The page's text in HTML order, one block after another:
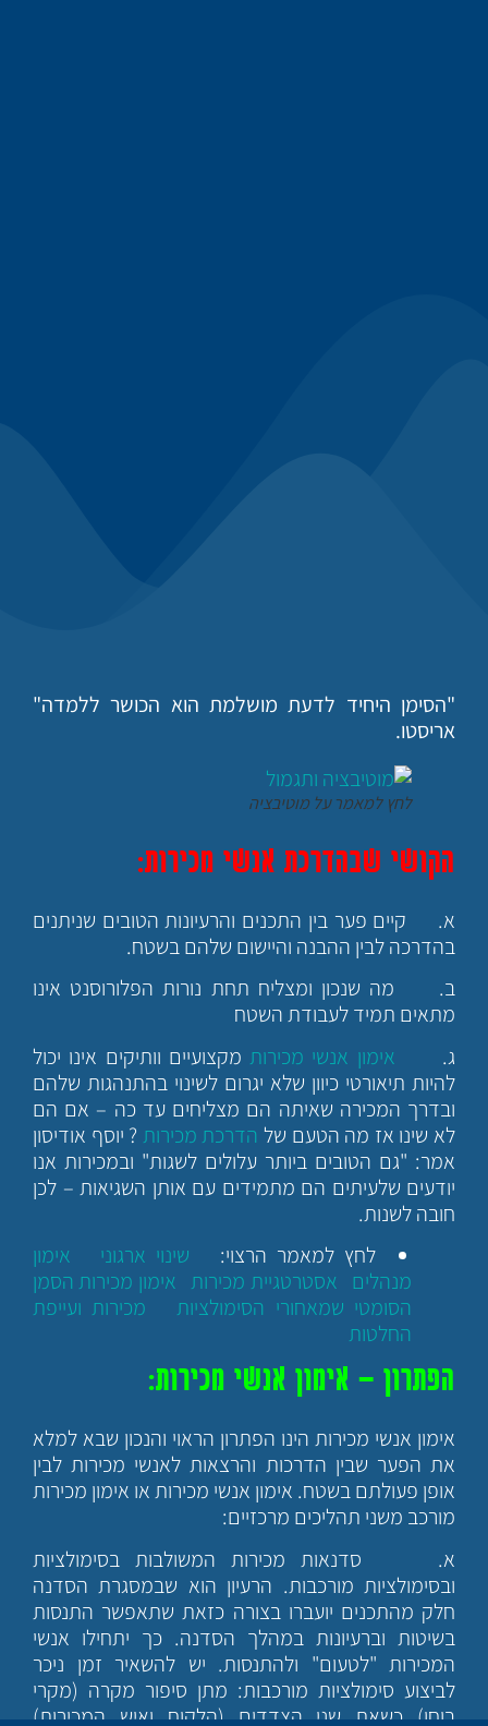
"הסימן היחיד לדעת מושלמת הוא הכושר ללמדה"
אריסטו.
לחץ למאמר על מוטיבציה
הקושי שבהדרכת אנשי מכירות:
א. קיים פער בין התכנים והרעיונות הטובים שניתנים
בהדרכה לבין ההבנה והיישום שלהם בשטח.
ב. מה שנכון ומצליח תחת נורות הפלורוסנט אינו
מתאים תמיד לעבודת השטח
ג. אימון אנשי מכירות מקצועיים וותיקים אינו יכול
להיות תיאורטי כיוון שלא יגרום לשינוי בהתנהגות שלהם
ובדרך המכירה שאיתה הם מצליחים עד כה – אם הם
לא שינו אז מה הטעם של הדרכת מכירות ? יוסף אודיסון
אמר: "גם הטובים ביותר עלולים לשגות" ובמכירות אנו
יודעים שלעיתים הם מתמידים עם אותן השגיאות – לכן
חובה לשנות.
לחץ למאמר הרצוי: שינוי ארגוני
אימון
מנהלים אסטרטגיית מכירות אימון מכירות הסמן
הסומטי שמאחורי הסימולציות
מכירות ועייפת
החלטות
הפתרון – אימון אנשי מכירות:
אימון אנשי מכירות הינו הפתרון הראוי והנכון שבא למלא
את הפער שבין הדרכות והרצאות לאנשי מכירות לבין
אופן פעולתם בשטח. אימון אנשי מכירות או אימון מכירות
מורכב משני תהליכים מרכזיים:
א. סדנאות מכירות המשולבות בסימולציות
ובסימולציות מורכבות. הרעיון הוא שבמסגרת הסדנה
חלק מהתכנים יועברו בצורה כזאת שתאפשר התנסות
בשיטות וברעיונות במהלך הסדנה. כך יתחילו אנשי
המכירות "לטעום" ולהתנסות. יש להשאיר זמן ניכר
לביצוע סימולציות מורכבות: מתן סיפור מקרה (מקרי
בוחן) כשאת שני הצדדים (הלקוח ואיש המכירות)